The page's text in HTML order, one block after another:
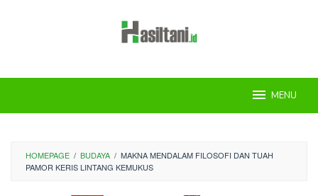
MENU
HOMEPAGE / BUDAYA / MAKNA MENDALAM FILOSOFI DAN TUAH
PAMOR KERIS LINTANG KEMUKUS